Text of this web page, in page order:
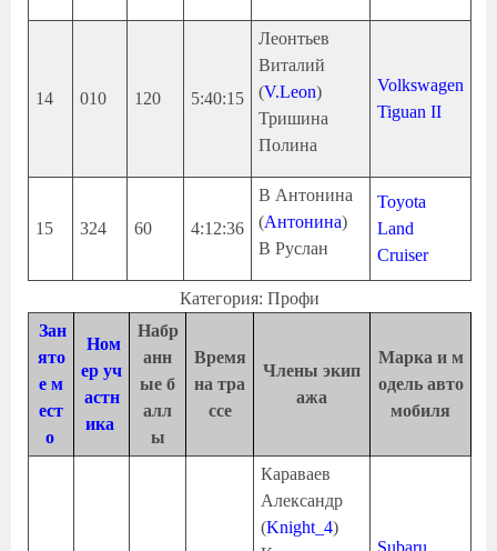
14 010 120 5:40:15
Леонтьев
Виталий
(V.Leon)
Тришина
Полина
Volkswagen
Tiguan II
15 324 60 4:12:36
В Антонина
(Антонина)
В Руслан
Toyota
Land
Cruiser
Категория: Профи
Зан
ято
е м
ест
о
Ном
ер уч
астн
ика
Набр
анн
ые б
алл
ы
Время
на тра
ссе
Члены экип
ажа
Марка и м
одель авто
мобиля
Караваев
Александр
(Knight_4)